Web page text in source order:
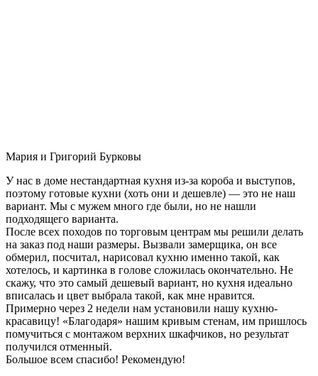
Мария и Григорий Бурковы
У нас в доме нестандартная кухня из-за короба и выступов,
поэтому готовые кухни (хоть они и дешевле) — это не наш
вариант. Мы с мужем много где были, но не нашли
подходящего варианта.
После всех походов по торговым центрам мы решили делать
на заказ под наши размеры. Вызвали замерщика, он все
обмерил, посчитал, нарисовал кухню именно такой, как
хотелось, и картинка в голове сложилась окончательно. Не
скажу, что это самый дешевый вариант, но кухня идеально
вписалась и цвет выбрала такой, как мне нравится.
Примерно через 2 недели нам установили нашу кухню-
красавицу! «Благодаря» нашим кривым стенам, им пришлось
помучиться с монтажом верхних шкафчиков, но результат
получился отменный.
Большое всем спасибо! Рекомендую!